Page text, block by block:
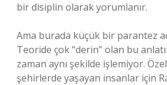
bir disiplin olarak yorumlanır.
Ama burada küçük bir parantez
Teoride çok “derin” olan bu
zaman aynı şekilde işlemiyor.
şehirlerde yaşayan insanlar için